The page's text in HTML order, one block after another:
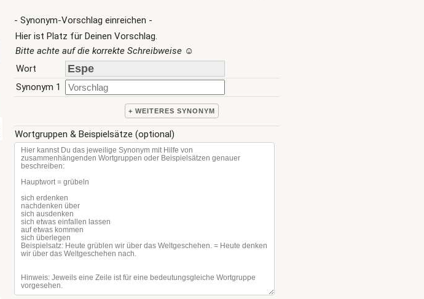
- Synonym-Vorschlag einreichen -
Hier ist Platz für Deinen Vorschlag.
Bitte achte auf die korrekte Schreibweise☺
Wort
Synonym 1
+ WEITERES SYNONYM
Wortgruppen & Beispielsätze (optional)